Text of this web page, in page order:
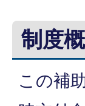
制度
この補